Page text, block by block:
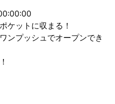
ケットに収まる！
ンプッシュでオープンでき